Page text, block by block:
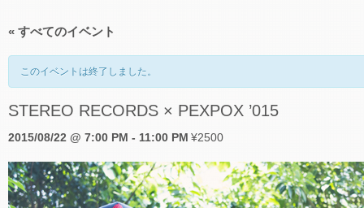
« すべてのイベント
このイベントは終了しました。
STEREO RECORDS × PEXPOX ’015
2015/08/22 @ 7:00 PM - 11:00 PM ¥2500